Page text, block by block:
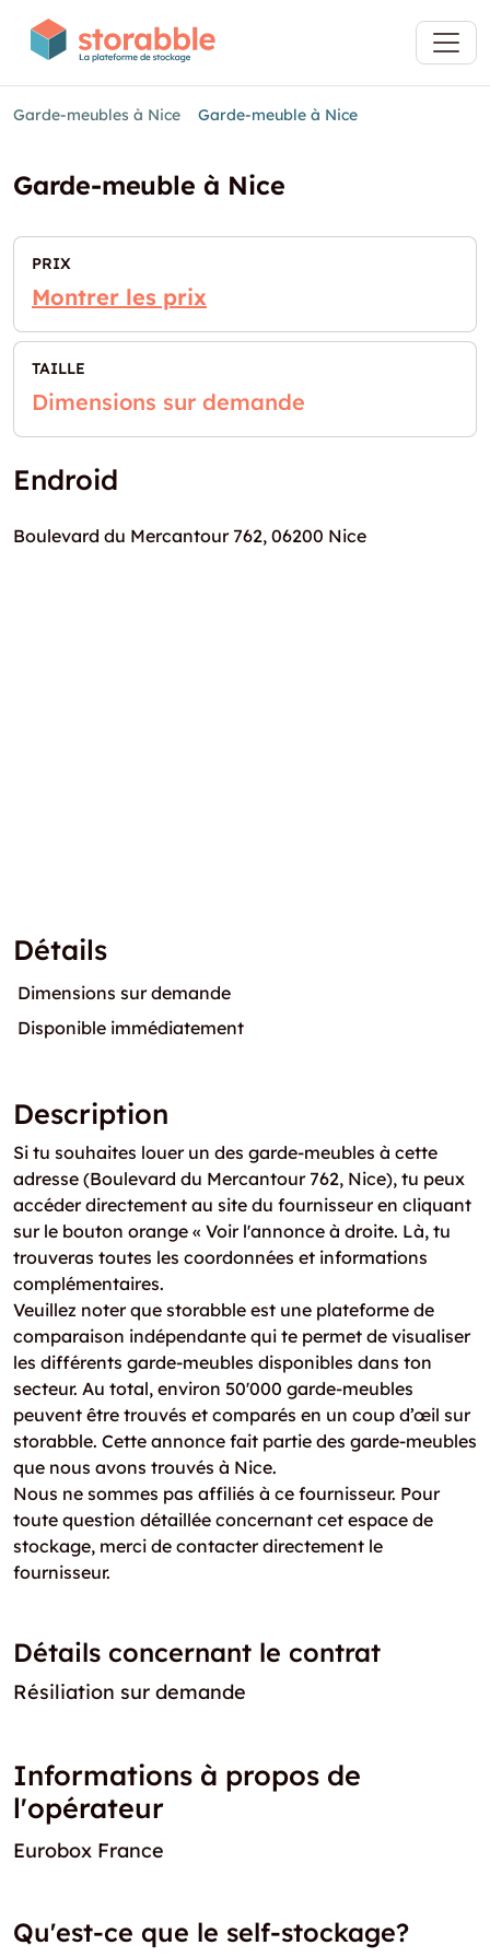
Garde-meubles à Nice Garde-meuble à Nice
Garde-meuble à Nice
PRIX
Montrer les prix
TAILLE
Dimensions sur demande
Endroid
Boulevard du Mercantour 762, 06200 Nice
Détails
Dimensions sur demande
Disponible immédiatement
Description
Si tu souhaites louer un des garde-meubles à cette
adresse (Boulevard du Mercantour 762, Nice), tu peux
accéder directement au site du fournisseur en cliquant
sur le bouton orange « Voir l'annonce à droite. Là, tu
trouveras toutes les coordonnées et informations
complémentaires.
Veuillez noter que storabble est une plateforme de
comparaison indépendante qui te permet de visualiser
les différents garde-meubles disponibles dans ton
secteur. Au total, environ 50'000 garde-meubles
peuvent être trouvés et comparés en un coup d’œil sur
storabble. Cette annonce fait partie des garde-meubles
que nous avons trouvés à Nice.
Nous ne sommes pas affiliés à ce fournisseur. Pour
toute question détaillée concernant cet espace de
stockage, merci de contacter directement le
fournisseur.
Détails concernant le contrat
Résiliation sur demande
Informations à propos de
l'opérateur
Eurobox France
Qu'est-ce que le self-stockage?